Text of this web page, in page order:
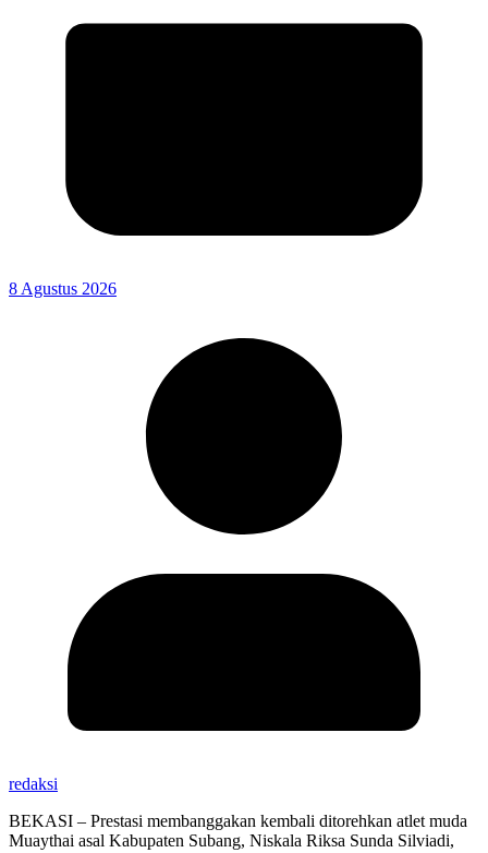
8 Agustus 2026
redaksi
BEKASI – Prestasi membanggakan kembali ditorehkan atlet muda
Muaythai asal Kabupaten Subang, Niskala Riksa Sunda Silviadi,